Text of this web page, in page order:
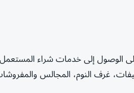
إلى خدمات شراء
غرف النوم، المجالس